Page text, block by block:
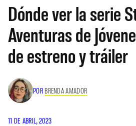
Dónde ver la serie
Aventuras de
de estreno y tráiler
POR BRENDA AMADOR
11 DE ABRIL, 2023